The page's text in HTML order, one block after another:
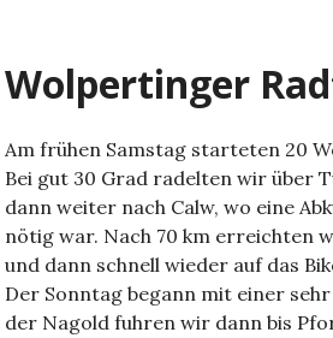
Wolpertinger
Am frühen Samstag starteten 20
Bei gut 30 Grad radelten wir über
dann weiter nach Calw, wo eine
nötig war. Nach 70 km erreichten
und dann schnell wieder auf das
Der Sonntag begann mit einer
der Nagold fuhren wir dann bis